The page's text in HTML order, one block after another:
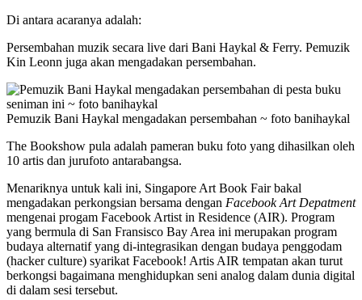
Di antara acaranya adalah:
Persembahan muzik secara live dari Bani Haykal & Ferry. Pemuzik
Kin Leonn juga akan mengadakan persembahan.
Pemuzik Bani Haykal mengadakan persembahan ~ foto banihaykal
The Bookshow pula adalah pameran buku foto yang dihasilkan oleh
10 artis dan jurufoto antarabangsa.
Menariknya untuk kali ini, Singapore Art Book Fair bakal
mengadakan perkongsian bersama dengan Facebook Art Depatment
mengenai progam Facebook Artist in Residence (AIR). Program
yang bermula di San Fransisco Bay Area ini merupakan program
budaya alternatif yang di-integrasikan dengan budaya penggodam
(hacker culture) syarikat Facebook! Artis AIR tempatan akan turut
berkongsi bagaimana menghidupkan seni analog dalam dunia digital
di dalam sesi tersebut.